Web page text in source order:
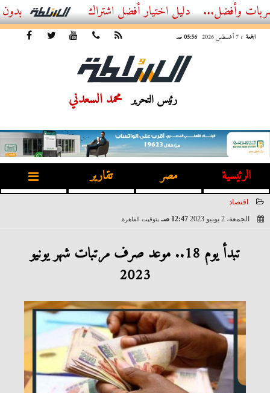
أفضل اشتراك IPTV بدون تقطيع 2026 – دليل المشاهد العصري
الجمعة ، 7 أغسطس 2026 05:56 صـ
رئيس التحرير محمد السعدني
الرئيسية مصر تقارير
اقتصاد
الجمعة، 2 يونيو 2023
12:47 صـ بتوقيت القاهرة
تبدأ يوم 18.. موعد صرف مرتبات شهر يونيو
2023